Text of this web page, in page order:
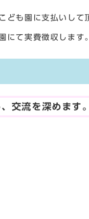
も園に支払いして
て実費徴収します。
交流を深めます。